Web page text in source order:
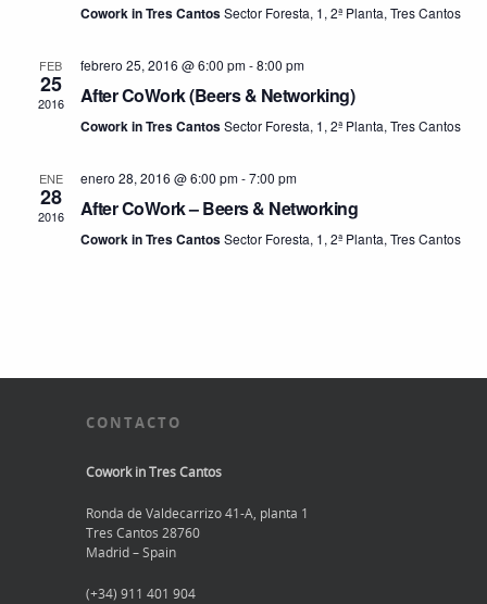
Cowork in Tres CantosSector Foresta, 1, 2ª Planta, Tres Cantos
FEB
25
2016
febrero 25, 2016 @ 6:00 pm-8:00 pm
After CoWork (Beers & Networking)
Cowork in Tres CantosSector Foresta, 1, 2ª Planta, Tres Cantos
ENE
28
2016
enero 28, 2016 @ 6:00 pm-7:00 pm
After CoWork – Beers & Networking
Cowork in Tres CantosSector Foresta, 1, 2ª Planta, Tres Cantos
CONTACTO
Cowork in Tres Cantos
Ronda de Valdecarrizo 41-A, planta 1
Tres Cantos 28760
Madrid – Spain
(+34) 911 401 904